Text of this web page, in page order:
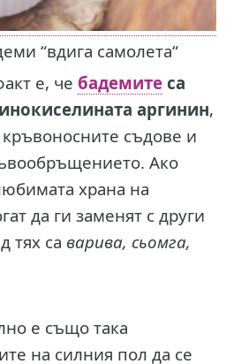
“вдига самолета“
е, чебадемите са
аргинин,
кръвоносните съдове и
Ако
храна на
да ги заменят с други
тях са варива, сьомга,
е също така
на силния пол да се